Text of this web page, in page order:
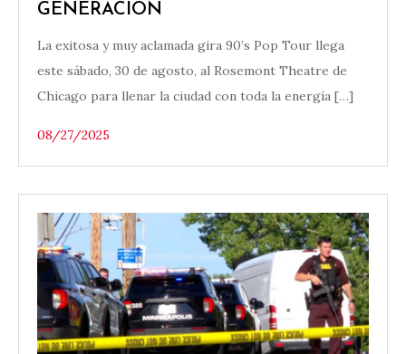
GENERACIÓN
La exitosa y muy aclamada gira 90’s Pop Tour llega
este sábado, 30 de agosto, al Rosemont Theatre de
Chicago para llenar la ciudad con toda la energía […]
08/27/2025